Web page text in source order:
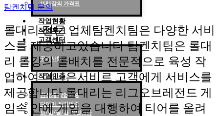
1대1강의 가격표
작업현황
작업후기
고객센터
공지사항
작업인증
천상계 작업인증
다이아 작업인증
브/실/골/플 작업인증
탐켄치팀 문의
롤대리 전문 업체탐켄치팀은 다양한 서비
스를 제공하고있습니다 탐켄치팀은 롤대
리 롤강의 롤배치를 전문적으로 육성 작
업하여 더나은서비르 고객에게 서비스를
제공합니다 롤대리는 리그오브레전드 게
임속 안에 게임을 대행하여 티어를 올려